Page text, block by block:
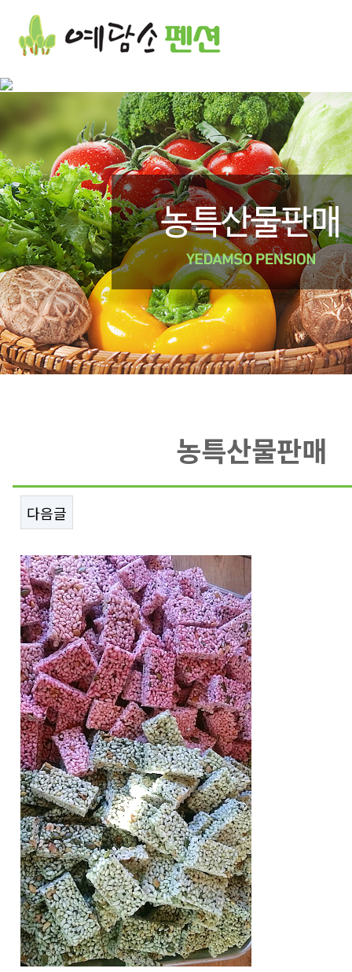
농특산물판매
꽃차체험 | 강정 만들기
다음글
본문